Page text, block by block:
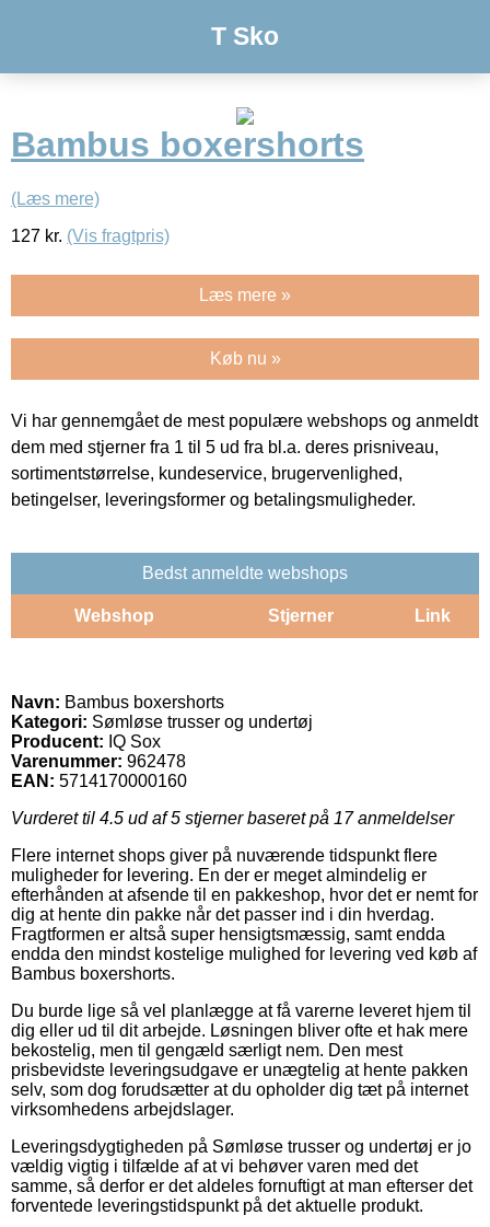
T Sko
Bambus boxershorts
(Læs mere)
127 kr. (Vis fragtpris)
Læs mere »
Køb nu »
Vi har gennemgået de mest populære webshops og anmeldt
dem med stjerner fra 1 til 5 ud fra bl.a. deres prisniveau,
sortimentstørrelse, kundeservice, brugervenlighed,
betingelser, leveringsformer og betalingsmuligheder.
Bedst anmeldte webshops
Webshop Stjerner Link
Navn: Bambus boxershorts
Kategori: Sømløse trusser og undertøj
Producent: IQ Sox
Varenummer: 962478
EAN: 5714170000160
Vurderet til 4.5 ud af 5 stjerner baseret på 17anmeldelser
Flere internet shops giver på nuværende tidspunkt flere
muligheder for levering. En der er meget almindelig er
efterhånden at afsende til en pakkeshop, hvor det er nemt for
dig at hente din pakke når det passer ind i din hverdag.
Fragtformen er altså super hensigtsmæssig, samt endda
endda den mindst kostelige mulighed for levering ved køb af
Bambus boxershorts.
Du burde lige så vel planlægge at få varerne leveret hjem til
dig eller ud til dit arbejde. Løsningen bliver ofte et hak mere
bekostelig, men til gengæld særligt nem. Den mest
prisbevidste leveringsudgave er unægtelig at hente pakken
selv, som dog forudsætter at du opholder dig tæt på internet
virksomhedens arbejdslager.
Leveringsdygtigheden på Sømløse trusser og undertøj er jo
vældig vigtig i tilfælde af at vi behøver varen med det
samme, så derfor er det aldeles fornuftigt at man efterser det
forventede leveringstidspunkt på det aktuelle produkt.